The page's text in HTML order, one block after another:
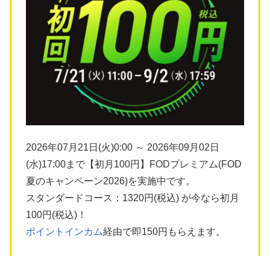
2026年07月21日(火)0:00 ～ 2026年09月02日
(水)17:00まで【初月100円】FODプレミアム(FOD
夏のキャンペーン2026)を実施中です。
スタンダードコース：1320円(税込) が今なら初月
100円(税込)！
ポイントインカム経由で即150円もらえます。